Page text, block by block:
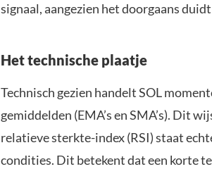
signaal, aangezien het doorgaans
Het technische plaatje
Technisch gezien handelt SOL
gemiddelden (EMA’s en SMA’s). Dit
relatieve sterkte-index (RSI) staat
condities. Dit betekent dat een korte